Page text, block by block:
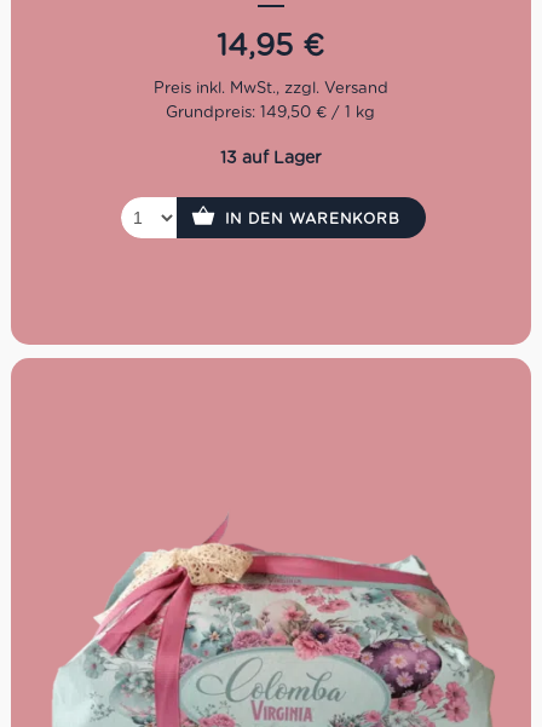
auch nicht, dass die Form des Gebäcks an Lippen einer
küssenden Dame erinnert. Die Baci di Dama gelten als
Standard italienischer Süßwaren. In ganz Italien und
insbesondere in italienischen Bäckereien ist diese Keks-
Köstlichkeit weit verbreitet.
14,95 €
Grundpreis: 149,50 € / 1 kg
13 auf Lager
IN DEN WARENKORB